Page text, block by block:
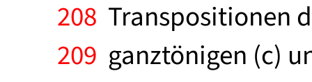
208 Transpositionen
209 ganztönigen (c)